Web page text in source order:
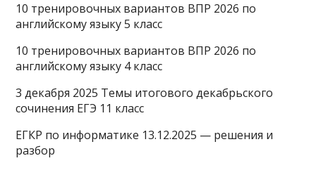
10 тренировочных вариантов ВПР 2026 по
английскому языку 5 класс
10 тренировочных вариантов ВПР 2026 по
английскому языку 4 класс
3 декабря 2025 Темы итогового декабрьского
сочинения ЕГЭ 11 класс
ЕГКР по информатике 13.12.2025 — решения и
разбор